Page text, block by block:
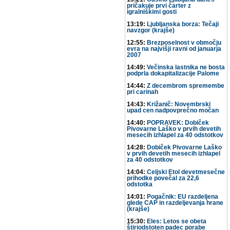
pričakuje prvi čarter z
igralniškimi gosti
13:19: Ljubljanska borza: Tečaji
navzgor (krajše)
12:55: Brezposelnost v območju
evra na najvišji ravni od januarja
2007
14:49: Večinska lastnika ne bosta
podprla dokapitalizacije Palome
14:44: Z decembrom spremembe
pri carinah
14:43: Križanič: Novembrski
upad cen nadpovprečno močan
14:40: POPRAVEK: Dobiček
Pivovarne Laško v prvih devetih
mesecih izhlapel za 40 odstotkov
14:28: Dobiček Pivovarne Laško
v prvih devetih mesecih izhlapel
za 40 odstotkov
14:04: Celjski Etol devetmesečne
prihodke povečal za 22,6
odstotka
14:01: Pogačnik: EU razdeljena
glede CAP in razdeljevanja hrane
(krajše)
15:30: Eles: Letos se obeta
štiriodstoten padec porabe